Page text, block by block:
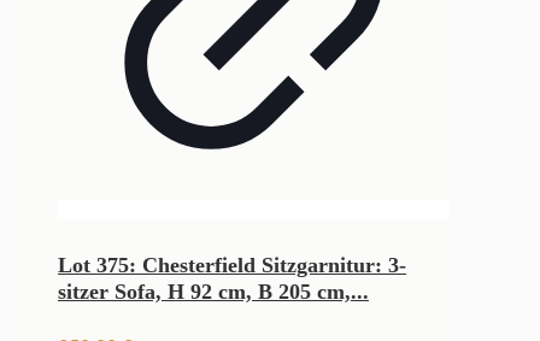
Lot 375: Chesterfield Sitzgarnitur: 3-
sitzer Sofa, H 92 cm, B 205 cm,...